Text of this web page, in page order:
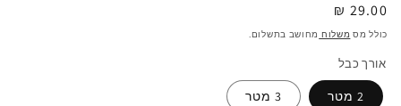
מחיר
רגיל
29.00 ₪
כולל מס משלוח מחושב בתשלום.
אורך כבל
2 מטר 3 מטר